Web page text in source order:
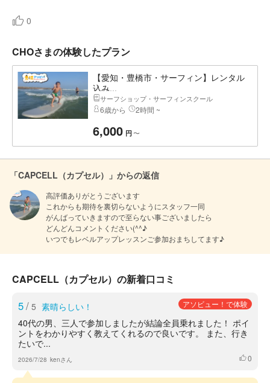
0
CHOさまの体験したプラン
【愛知・豊橋市・サーフィン】レンタル
込み...
サーフショップ・サーフィンスクール
6歳から 2時間 ~
6,000 円 〜
「CAPCELL（カプセル）」からの返信
高評価ありがとうございます
これからも期待を裏切らないようにスタッフ一同
がんばっていきますので至らない事ございましたら
どんどんコメントください(^^♪
いつでもレベルアップレッスンご参加おまちしてます♪
CAPCELL（カプセル）の新着口コミ
5/ 5 素晴らしい！ アソビュー！で体験
40代の男、三人で参加しましたが結論全員乗れました！ ポイ
ントをわかりやすく教えてくれるので良いです。 また、行き
たいで...
2026/7/28 kenさん いいね
0